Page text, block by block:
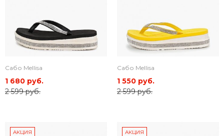
Сабо Mellisa
1 680 руб.
2 599 руб.
Сабо Mellisa
1 550 руб.
2 599 руб.
АКЦИЯ АКЦИЯ